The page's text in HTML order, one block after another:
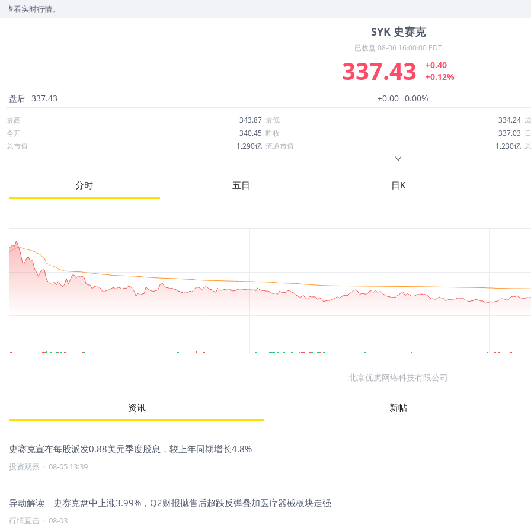
。
SYK 史赛克
已收盘 08-06 16:00:00 EDT
337.43
+0.40
+0.12%
盘后 337.43 +0.00 0.00%
最高 343.87 最低 334.24
今开
340.45 昨收 337.03
总市值
1,290亿 流通市值 1,230亿
396.86
股息
分时 五日 日K
北京优虎网络科技有限公司
资讯 新帖
史赛克宣布每股派发0.88美元季度股息，较上年同期增长4.8%
投资观察 · 08-05 13:39
异动解读｜史赛克盘中上涨3.99%，Q2财报抛售后超跌反弹叠加医疗器械板块走强
行情直击 · 08-03